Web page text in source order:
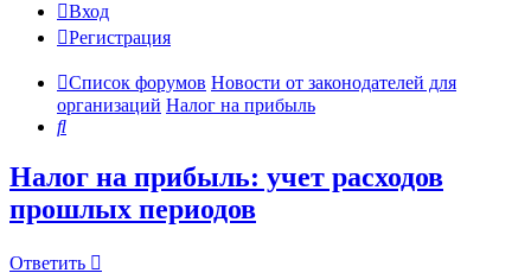
Вход
Регистрация
Список форумов Новости от законодателей для
организаций Налог на прибыль
Поиск
Налог на прибыль: учет расходов
прошлых периодов
Ответить